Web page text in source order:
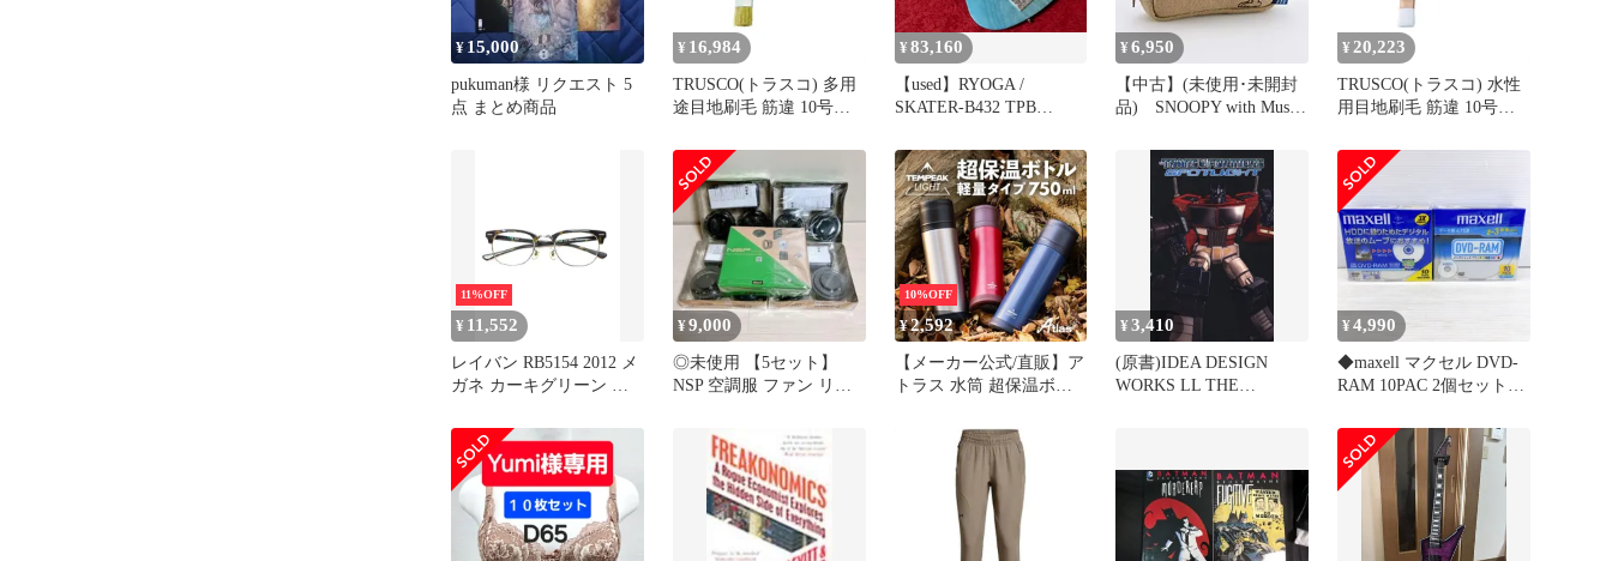
¥ 15,000
pukuman様 リクエスト 5
点 まとめ商品
¥ 16,984
TRUSCO(トラスコ) 多用
途目地刷毛 筋違 10号
ース販売】 0
¥83,160
【used】RYOGA /
SKATER-B432 TPB
横浜】エレキベース
¥6,950
【中古】(未使用･未開封
品) SNOOPY with Music
ポーチ SMPTPBG tu1jdyt
¥ 20,223
TRUSCO(トラスコ) 水性
用目地刷毛 筋違 10号
ース販売】 0
11%OFF
¥ 11,552
レイバン RB5154 2012 メ
ガネ カーキグリーン コ
ウェリントン
ITPBLCPBDZ28
¥9,000
◎未使用 【5セット】
NSP 空調服 ファン リチ
10%OFF
¥2,592
【メーカー公式/直販】ア
トラス 水筒 超保温ボト
保温 真空断熱5層構造 ス
テンレス 国内最強レベル
の保温力 スリム アウト
ドア 登山 テンピークラ
イト ATPBL-750
¥3,410
(原書)IDEA DESIGN
WORKS LL THE
¥4,990
◆maxell マクセル DVD-
RAM 10PAC 2個セット
DRM47PWB.S1P10S A 未
開封保管品◆